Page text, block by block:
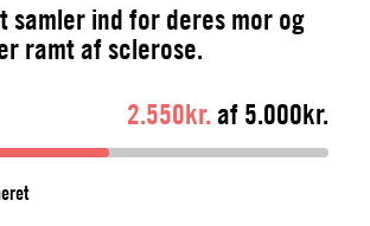
samler ind for deres mor og
ramt af sclerose.
2.550kr. af 5.000kr.